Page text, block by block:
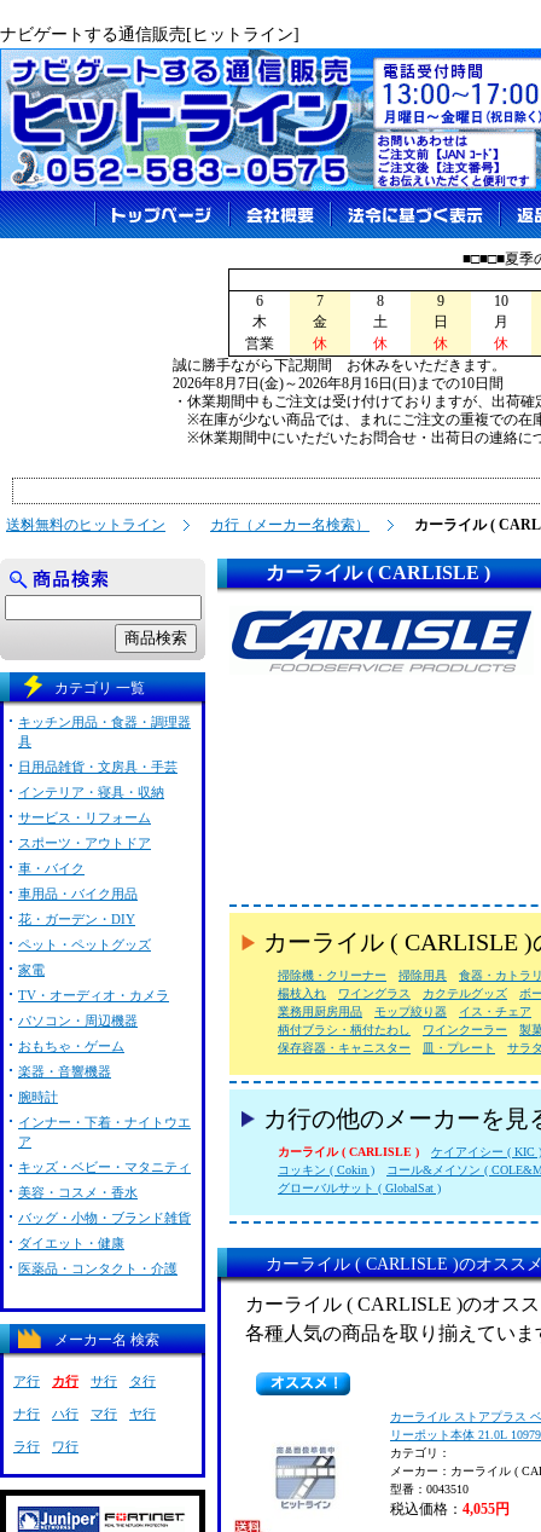
ナビゲートする通信販売[ヒットライン]
■□■□■夏季
6 7 8 9
10
木
金 土 日
月
営業
休 休 休
休
誠に勝手ながら下記期間 お休みをいただきます。
2026年8月7日(金)～2026年8月16日(日)までの10日間
・休業期間中もご注文は受け付けておりますが、出荷
※在庫が少ない商品では、まれにご注文の重複での在
※休業期間中にいただいたお問合せ・出荷日の連絡に
送料無料のヒットライン カ行（メーカー名検索） カーライル (
カーライル ( CARLISLE )
カーライル ( CARLISLE
掃除機・クリーナー 掃除用具
食器・カトラ
楊枝入れ
ワイングラス カクテルグッズ
ボ
業務用厨房用品
モップ絞り器
イス・チェア
柄付ブラシ・柄付たわし
ワインクーラー
製
保存容器・キャニスター
皿・プレート サラ
カ行の他のメーカーを見
カーライル ( CARLISLE )
ケイアイシー ( KIC )
コッキン ( Cokin )
コール&メイソン (
グローバルサット ( GlobalSat )
カーライル ( CARLISLE )のオスス
カーライル ( CARLISLE )のオス
各種人気の商品を取り揃えていま
カーライル ストアプラス
リーポット本体 21.0L
カテゴリ：
メーカー：カーライル (
型番：0043510
税込価格： 4,055円
カテゴリ 一覧
キッチン用品・食器・調理器
具
日用品雑貨・文房具・手芸
インテリア・寝具・収納
サービス・リフォーム
スポーツ・アウトドア
車・バイク
車用品・バイク用品
花・ガーデン・DIY
ペット・ペットグッズ
家電
TV・オーディオ・カメラ
パソコン・周辺機器
おもちゃ・ゲーム
楽器・音響機器
腕時計
インナー・下着・ナイトウエ
ア
キッズ・ベビー・マタニティ
美容・コスメ・香水
バッグ・小物・ブランド雑貨
ダイエット・健康
医薬品・コンタクト・介護
メーカー名 検索
ア行 カ行 サ行 タ行
ナ行 ハ行 マ行 ヤ行
ラ行 ワ行